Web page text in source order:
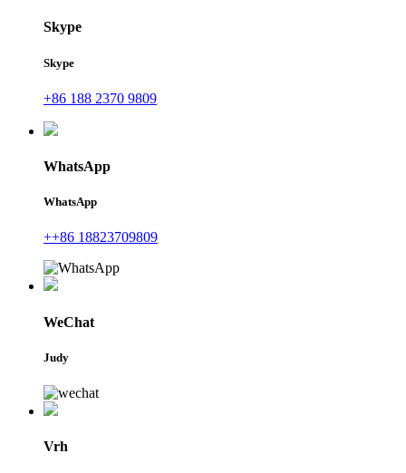
Skype
Skype
+86 188 2370 9809
WhatsApp
WhatsApp
++86 18823709809
WeChat
Judy
Vrh